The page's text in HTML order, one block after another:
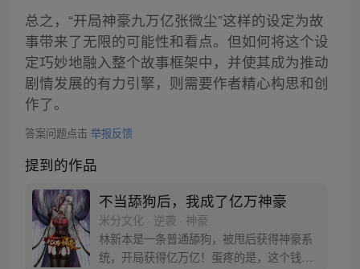
总之，“开局神豪九万亿张微尘”这样的设定为故
事带来了无限的可能性和看点。但如何将这个设
定巧妙地融入整个故事框架中，并使其成为推动
剧情发展的有力引擎，则需要作者精心构思和创
作了。
答案问题点击 举报反馈
提到的作品
不当舔狗后，我成了亿万神豪
米分文化 · 逆袭 · 神豪
林新本是一条普通舔狗，被甩后获得神豪系
统，开局获得亿万亿！蛋疼的是，这个钱只